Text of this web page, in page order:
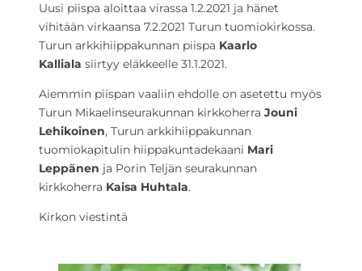
Uusi piispa aloittaa virassa 1.2.2021 ja hänet
vihitään virkaansa 7.2.2021 Turun tuomiokirkossa.
Turun arkkihiippakunnan piispa Kaarlo
Kalliala siirtyy eläkkeelle 31.1.2021.
Aiemmin piispan vaaliin ehdolle on asetettu myös
Turun Mikaelinseurakunnan kirkkoherra Jouni
Lehikoinen, Turun arkkihiippakunnan
tuomiokapitulin hiippakuntadekaani Mari
Leppänen ja Porin Teljän seurakunnan
kirkkoherra Kaisa Huhtala.
Kirkon viestintä